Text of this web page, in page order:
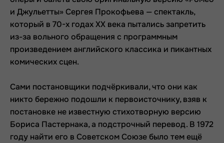
и Джульетты» Сергея Прокофьева — спектакль,
который в 70-х годах XX века пытались запретить
из-за вольного обращения с программным
произведением английского классика и пикантных
комических сцен.
Сами постановщики подчёркивали, что они как
никто бережно подошли к первоисточнику, взяв к
постановке не известную стихотворную версию
Бориса Пастернака, а подстрочный перевод. В 1972
году найти его в Советском Союзе было тем ещё